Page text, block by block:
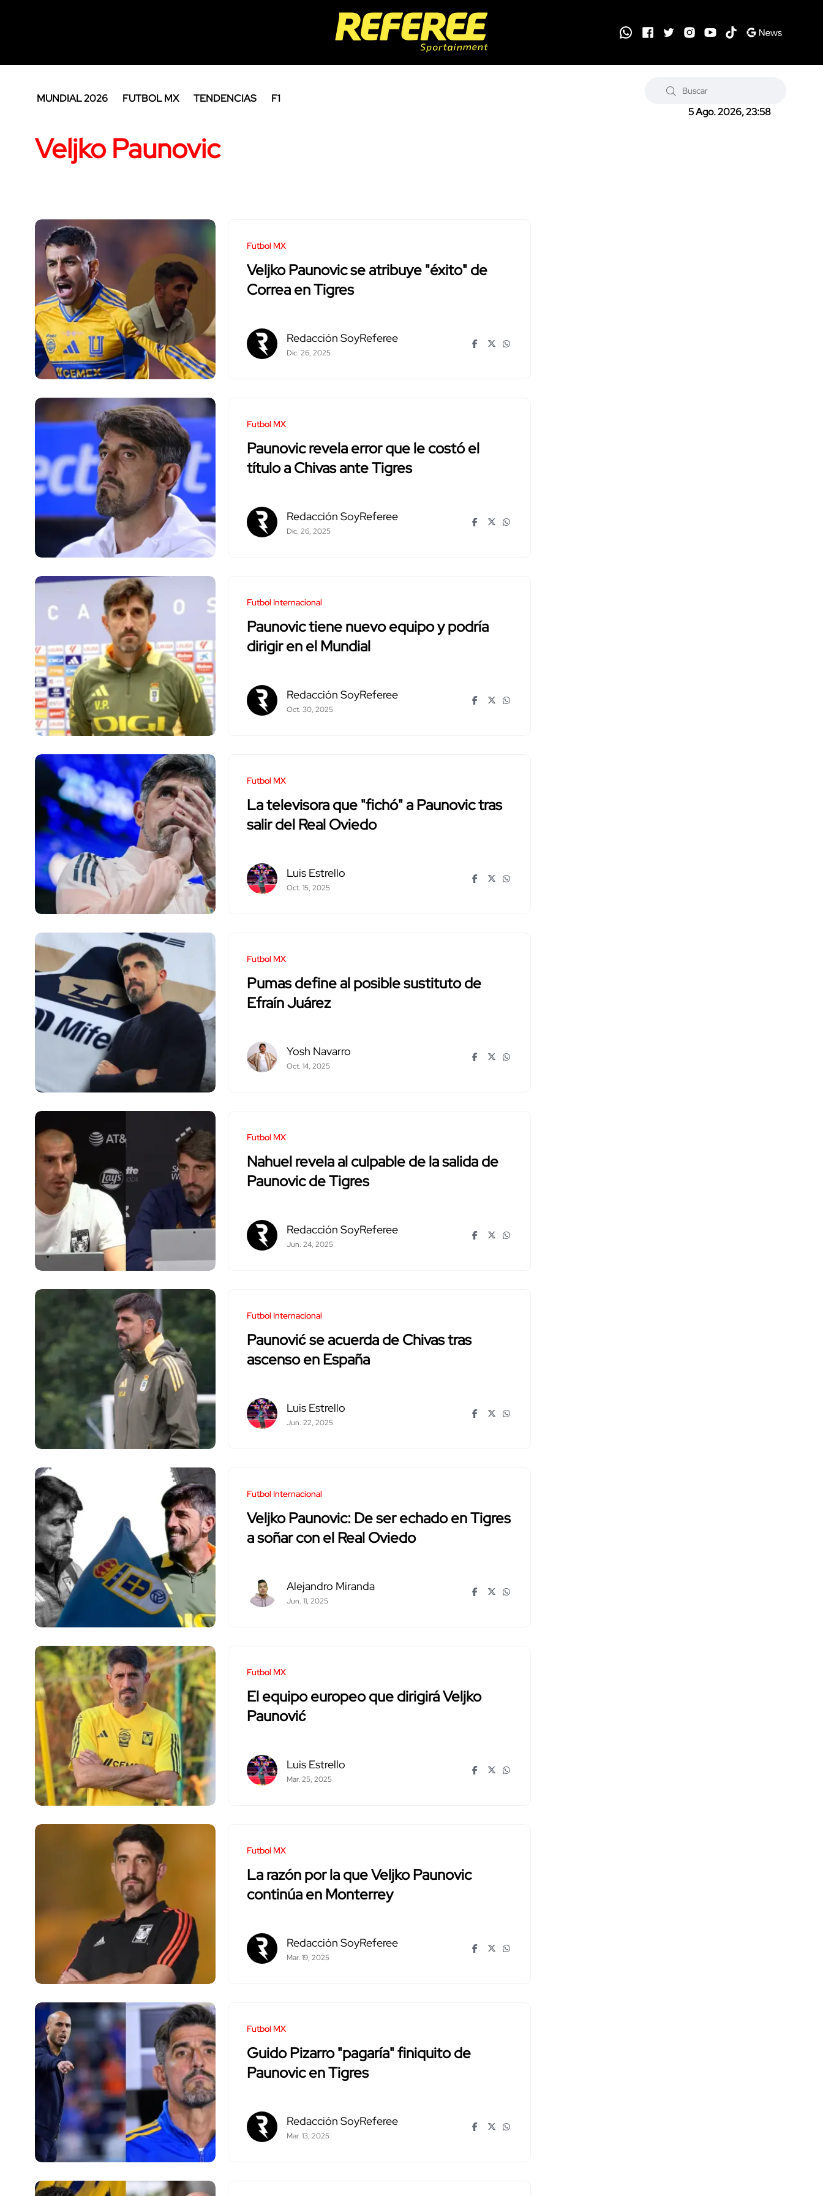
MUNDIAL 2026 FUTBOL MX TENDENCIAS
F1
5 Ago. 2026, 23:58
Veljko Paunovic
Futbol MX
Veljko Paunovic se atribuye "éxito" de
Correa en Tigres
Redacción SoyReferee
Dic. 26, 2025
Futbol MX
Paunovic revela error que le costó el
título a Chivas ante Tigres
Redacción SoyReferee
Dic. 26, 2025
Futbol Internacional
Paunovic tiene nuevo equipo y podría
dirigir en el Mundial
Redacción SoyReferee
Oct. 30, 2025
Futbol MX
La televisora que "fichó" a Paunovic tras
salir del Real Oviedo
Luis Estrello
Oct. 15, 2025
Futbol MX
Pumas define al posible sustituto de
Efraín Juárez
Yosh Navarro
Oct. 14, 2025
Futbol MX
Nahuel revela al culpable de la salida de
Paunovic de Tigres
Redacción SoyReferee
Jun. 24, 2025
Futbol Internacional
Paunović se acuerda de Chivas tras
ascenso en España
Luis Estrello
Jun. 22, 2025
Futbol Internacional
Veljko Paunovic: De ser echado en Tigres
a soñar con el Real Oviedo
Alejandro Miranda
Jun. 11, 2025
Futbol MX
El equipo europeo que dirigirá Veljko
Paunović
Luis Estrello
Mar. 25, 2025
Futbol MX
La razón por la que Veljko Paunovic
continúa en Monterrey
Redacción SoyReferee
Mar. 19, 2025
Futbol MX
Guido Pizarro "pagaría" finiquito de
Paunovic en Tigres
Redacción SoyReferee
Mar. 13, 2025